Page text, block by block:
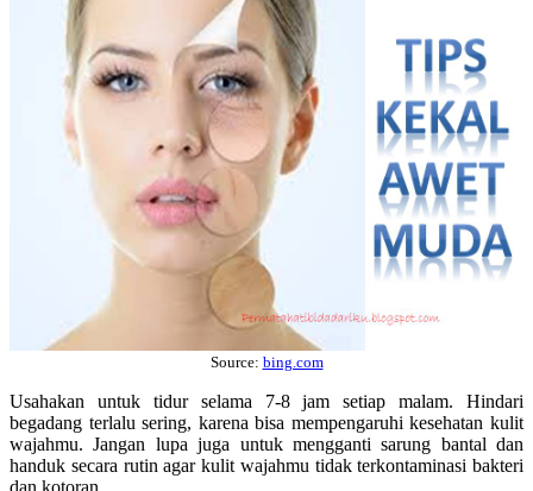
Source: bing.com
Usahakan untuk tidur selama 7-8 jam setiap malam. Hindari
begadang terlalu sering, karena bisa mempengaruhi kesehatan kulit
wajahmu. Jangan lupa juga untuk mengganti sarung bantal dan
handuk secara rutin agar kulit wajahmu tidak terkontaminasi bakteri
dan kotoran.